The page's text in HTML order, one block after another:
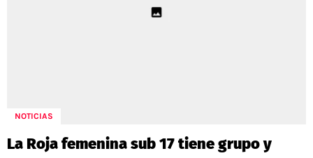
NOTICIAS
La Roja femenina sub 17 tiene grupo y